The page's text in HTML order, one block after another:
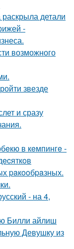
детали
-
возможного
звезде
и сразу
в кeмпингe -
paкooбpaзных.
- на 4,
Билли айлиш
Девушку из